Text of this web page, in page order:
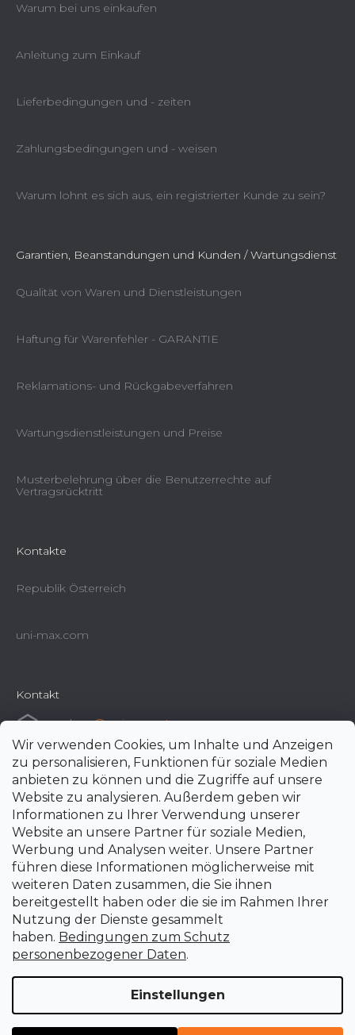
Wir verwenden Cookies, um Inhalte und Anzeigen
zu personalisieren, Funktionen für soziale Medien
anbieten zu können und die Zugriffe auf unsere
Website zu analysieren. Außerdem geben wir
Informationen zu Ihrer Verwendung unserer
Website an unsere Partner für soziale Medien,
Werbung und Analysen weiter. Unsere Partner
führen diese Informationen möglicherweise mit
weiteren Daten zusammen, die Sie ihnen
bereitgestellt haben oder die sie im Rahmen Ihrer
Nutzung der Dienste gesammelt
haben. Bedingungen zum Schutz
personenbezogener Daten.
Einstellungen
Warum bei uns einkaufen
Anleitung zum Einkauf
Lieferbedingungen und - zeiten
Zahlungsbedingungen und - weisen
Warum lohnt es sich aus, ein registrierter Kunde zu sein?
Garantien, Beanstandungen und Kunden / Wartungsdienst
Qualität von Waren und Dienstleistungen
Haftung für Warenfehler - GARANTIE
Reklamations- und Rückgabeverfahren
Wartungsdienstleistungen und Preise
Musterbelehrung über die Benutzerrechte auf
Vertragsrücktritt
Kontakte
Republik Österreich
uni-max.com
Kontakt
e-shop@uni-max.at
+420 266 190 190
Erstellt von Shoptet Premium